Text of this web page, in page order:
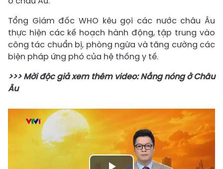
Tổng Giám đốc WHO kêu gọi các nước châu Âu
thực hiện các kế hoạch hành động, tập trung vào
công tác chuẩn bị, phòng ngừa và tăng cường các
biện pháp ứng phó của hệ thống y tế.
>>> Mời độc giả xem thêm video: Nắng nóng ở Châu
Âu